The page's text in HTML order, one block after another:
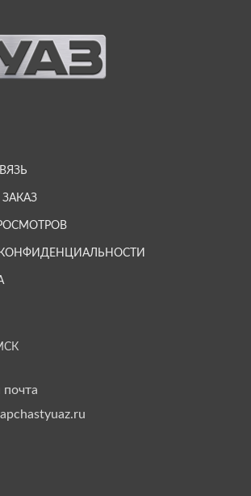
почта